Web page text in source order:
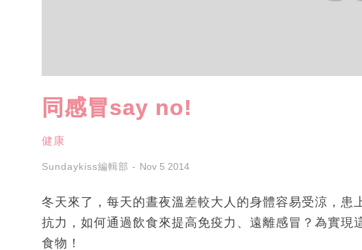
同感冒say no!
健康
Sundaykiss編輯部 Nov 5 2014
冬天來了，每天的晝夜溫差較大人的身體容易受涼，患
抗力，如何通過飲食來提高免疫力、遠離感冒？為實現
食物！